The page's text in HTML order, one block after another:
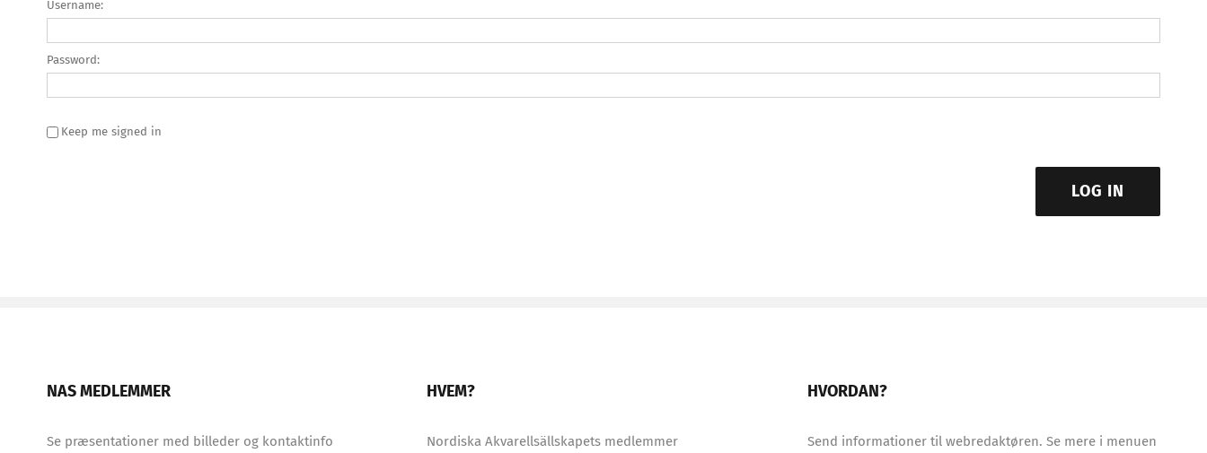
Username:
Password:
Keep me signed in
LOG IN
NAS MEDLEMMER
Se præsentationer med billeder og kontaktinfo
HVEM?
Nordiska Akvarellsällskapets medlemmer
HVORDAN?
Send informationer til webredaktøren. Se mere i menuen